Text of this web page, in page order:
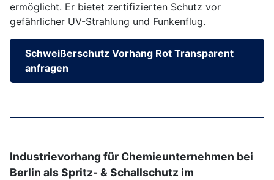
ermöglicht. Er bietet zertifizierten Schutz vor
gefährlicher UV-Strahlung und Funkenflug.
Schweißerschutz Vorhang Rot Transparent
anfragen
Industrievorhang für Chemieunternehmen bei
Berlin als Spritz- & Schallschutz im